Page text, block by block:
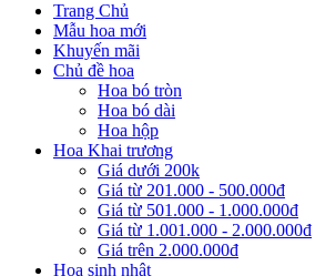
Trang Chủ
Mẫu hoa mới
Khuyến mãi
Chủ đề hoa
Hoa bó tròn
Hoa bó dài
Hoa hộp
Hoa Khai trương
Giá dưới 200k
Giá từ 201.000 - 500.000đ
Giá từ 501.000 - 1.000.000đ
Giá từ 1.001.000 - 2.000.000đ
Giá trên 2.000.000đ
Hoa sinh nhật